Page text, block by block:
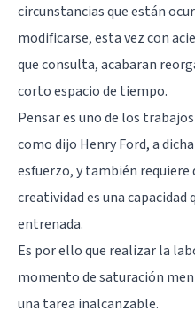
circunstancias que están
modificarse, esta vez con
que consulta, acabaran
corto espacio de tiempo.
Pensar es uno de los
como dijo Henry Ford, a
esfuerzo, y también
creatividad es una
entrenada.
Es por ello que realizar la
momento de saturación
una tarea inalcanzable.